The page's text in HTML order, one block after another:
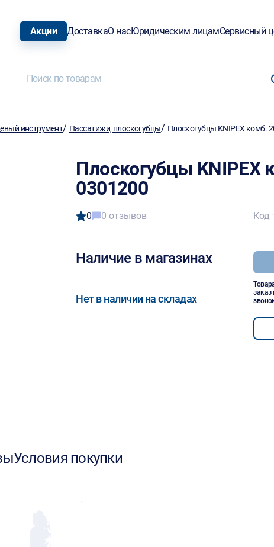
Акции ДоставкаО насЮридическим лицамСервисный
инструмент/ Пассатижи, плоскогубцы/ Плоскогубцы KNIPEX комб.
Плоскогубцы KNIPEX
0301200
0 0 отзывов
Наличие в магазинах
Нет в наличии на складах
Код
заказ
Условия покупки